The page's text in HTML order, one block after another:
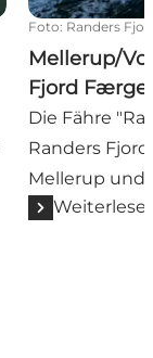
Foto: Randers
Mellerup/
Fjord
Die Fähre
Randers
Mellerup und